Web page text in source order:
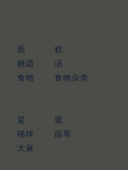
面
糕
糖霜
汤
食物 食物杂类
粱
粟
稊稗
蒒草
大麻